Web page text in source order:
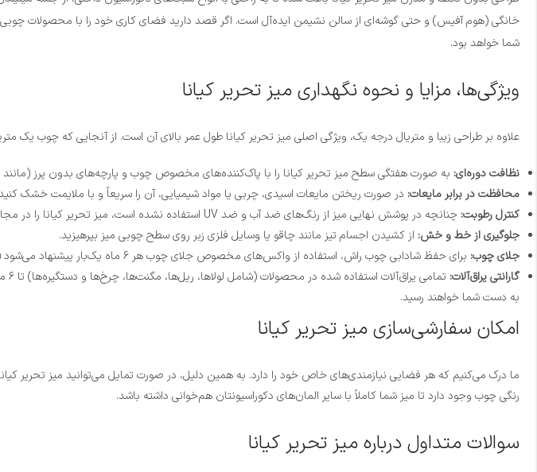
خانگی (هوم آفیس) و حتی گوشه‌ای از سالن نشیمن ایده‌آل است. اگر قصد دارید فضای کاری خود را با محصولات چوبی
شما خواهد بود.
ویژگی‌ها، مزایا و نحوه نگهداری میز تحریر کیانا
علاوه بر طراحی زیبا و متریال درجه یک، ویژگی اصلی میز تحریر کیانا طول عمر بالای آن است. از آنجایی که چوب
نظافت دوره‌ای: به صورت هفتگی سطح میز تحریر کیانا را با پاک‌کننده‌های مخصوص چوب و پارچه‌های بدون پرز (مانند
محافظت در برابر مایعات: در صورت ریختن مایعات اسیدی، چربی یا مواد شیمیایی، آن را سریعاً و با ملایمت خشک
کنترل رطوبت: چنانچه در پوشش نهایی میز از رنگ‌های ضد آب و ضد UV استفاده نشده است، میز تحریر کیانا را در مجاورت رطوبت شدید و فضای باز قرار ندهید.
جلوگیری از خط و خش: از کشیدن اجسام تیز مانند چاقو یا وسایل فلزی زبر روی سطح چوبی میز بپرهیزید.
جلای چوب: برای حفظ شادابی چوب راش، استفاده از واکس‌های مخصوص جلای چوب هر ۶ ماه یک‌بار پیشنهاد می‌شود (این واکس‌ها از طریق تماس با واحد فروش قابل تهیه هستند).
گارانتی یراق‌آلات:
به دست شما خواهند رسید.
امکان سفارشی‌سازی میز تحریر کیانا
ما درک می‌کنیم که هر فضایی نیازمندی‌های خاص خود را دارد. به همین دلیل، در صورت تمایل می‌توانید میز تحریر
رنگی چوب وجود دارد تا میز شما کاملاً با سایر المان‌های دکوراسیونتان هم‌خوانی داشته باشد.
سوالات متداول درباره میز تحریر کیانا